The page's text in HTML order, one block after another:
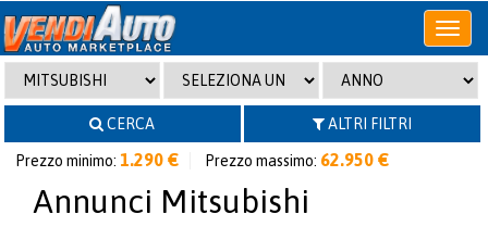
Apri
o
chiudi
menu
CERCA
ALTRI FILTRI
Prezzo minimo: 1.290 € Prezzo massimo: 62.950 €
Annunci Mitsubishi